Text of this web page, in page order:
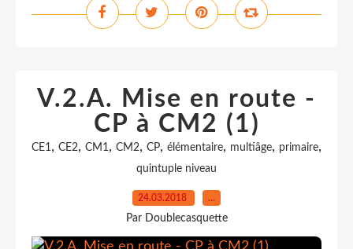
V.2.A. Mise en route -
CP à CM2 (1)
CE1, CE2, CM1, CM2, CP, élémentaire, multiâge, primaire,
quintuple niveau
24.03.2018 …
Par Doublecasquette